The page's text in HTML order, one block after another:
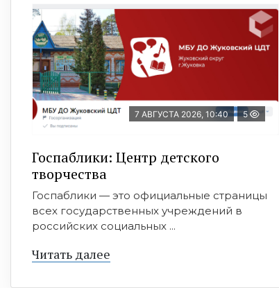
7 АВГУСТА 2026, 10:40 5
Госпаблики: Центр детского
творчества
Госпаблики — это официальные страницы
всех государственных учреждений в
российских социальных ...
Читать далее